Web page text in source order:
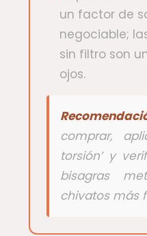
un factor de
negociable;
sin filtro son
ojos.
comprar,
torsión’ y
bisagras
chivatos más